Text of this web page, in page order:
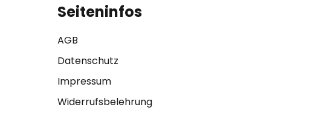
Seiteninfos
AGB
Datenschutz
Impressum
Widerrufsbelehrung